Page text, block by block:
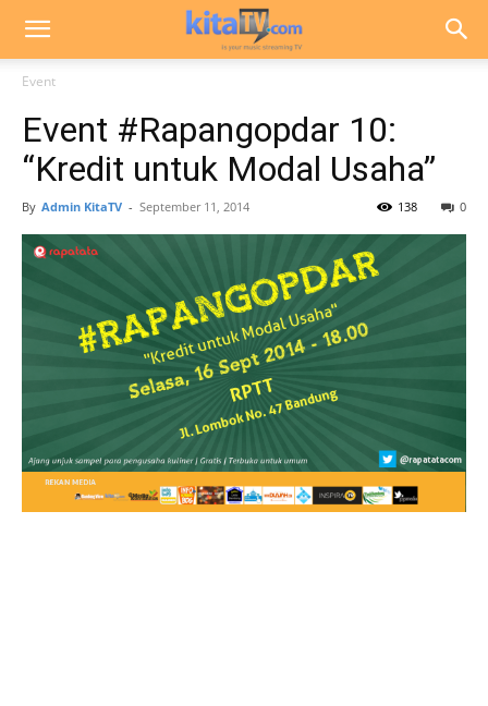
Event
Event #Rapangopdar 10:
“Kredit untuk Modal Usaha”
By Admin KitaTV - September 11, 2014 0
138